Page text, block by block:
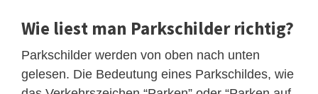
Wie liest man Parkschilder richtig?
Parkschilder werden von oben nach unten
gelesen. Die Bedeutung eines Parkschildes, wie